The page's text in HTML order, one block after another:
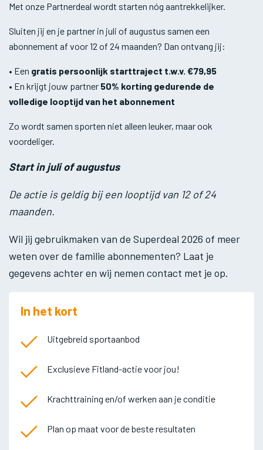
Met onze Partnerdeal wordt starten nóg aantrekkelijker.
Sluiten jij en je partner in juli of augustus samen een
abonnement af voor 12 of 24 maanden? Dan ontvang jij:
• Een gratis persoonlijk starttraject t.w.v. €79,95
• En krijgt jouw partner 50% korting gedurende de
volledige looptijd van het abonnement
Zo wordt samen sporten niet alleen leuker, maar ook
voordeliger.
Start in juli of augustus
De actie is geldig bij een looptijd van 12 of 24
maanden.
Wil jij gebruikmaken van de Superdeal 2026 of meer
weten over de familie abonnementen? Laat je
gegevens achter en wij nemen contact met je op.
In het kort
Uitgebreid sportaanbod
Exclusieve Fitland-actie voor jou!
Krachttraining en/of werken aan je conditie
Plan op maat voor de beste resultaten